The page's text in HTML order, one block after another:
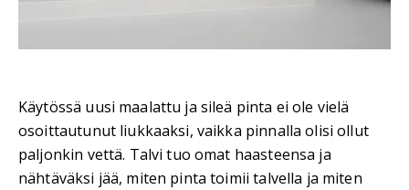
Käytössä uusi maalattu ja sileä pinta ei ole vielä
osoittautunut liukkaaksi, vaikka pinnalla olisi ollut
paljonkin vettä. Talvi tuo omat haasteensa ja
nähtäväksi jää, miten pinta toimii talvella ja miten